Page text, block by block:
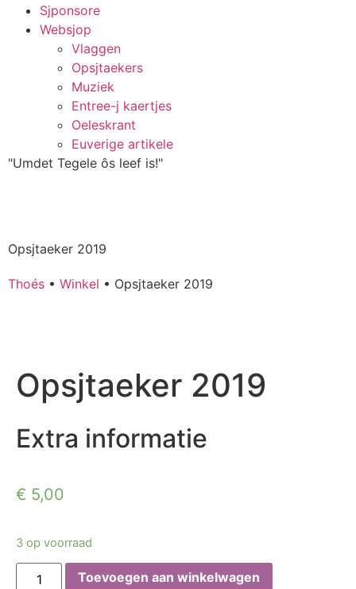
Sjponsore
Websjop
Vlaggen
Opsjtaekers
Muziek
Entree-j kaertjes
Oeleskrant
Euverige artikele
"Umdet Tegele ôs leef is!"
Opsjtaeker 2019
Thoés • Winkel • Opsjtaeker 2019
Opsjtaeker 2019
Extra informatie
€ 5,00
3 op voorraad
Toevoegen aan winkelwagen